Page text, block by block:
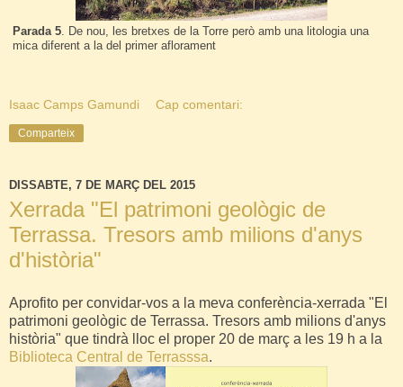
Parada 5. De nou, les bretxes de la Torre però amb una litologia una
mica diferent a la del primer aflorament
Isaac Camps Gamundi Cap comentari:
Comparteix
DISSABTE, 7 DE MARÇ DEL 2015
Xerrada "El patrimoni geològic de
Terrassa. Tresors amb milions d'anys
d'història"
Aprofito per convidar-vos a la meva conferència-xerrada "El
patrimoni geològic de Terrassa. Tresors amb milions d'anys
història" que tindrà lloc el proper 20 de març a les 19 h a la
Biblioteca Central de Terrasssa.